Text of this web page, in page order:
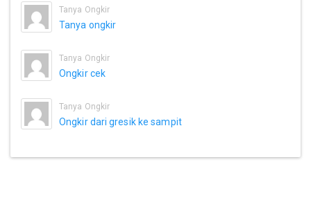
Tanya Ongkir
Tanya ongkir
Tanya Ongkir
Ongkir cek
Tanya Ongkir
Ongkir dari gresik ke sampit